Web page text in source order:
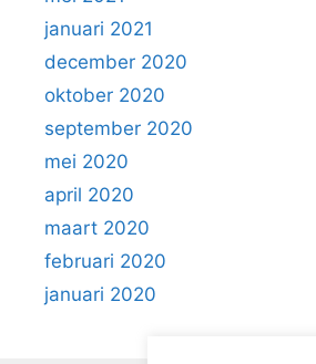
januari 2021
december 2020
oktober 2020
september 2020
mei 2020
april 2020
maart 2020
februari 2020
januari 2020